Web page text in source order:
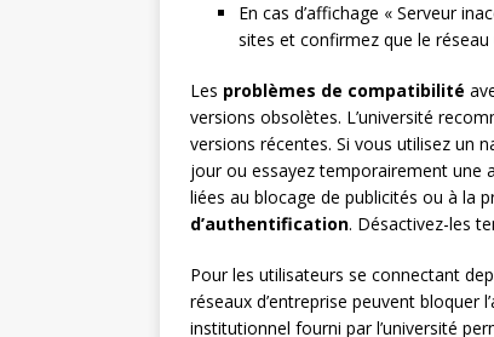
En cas d’affichage « Serveur
sites et confirmez que le
Les problèmes de compatibilité
versions obsolètes. L’université
versions récentes. Si vous utilisez un
jour ou essayez temporairement une
liées au blocage de publicités ou à la
d’authentification. Désactivez-les
Pour les utilisateurs se connectant
réseaux d’entreprise peuvent bloquer
institutionnel fourni par l’université